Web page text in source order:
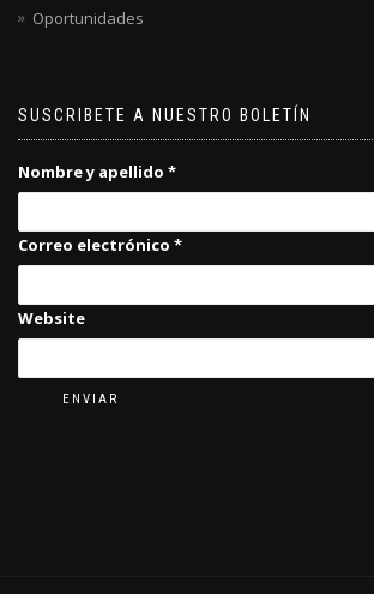
Oportunidades
SUSCRIBETE A NUESTRO BOLETÍN
Nombre y apellido *
Correo electrónico *
Website
ENVIAR